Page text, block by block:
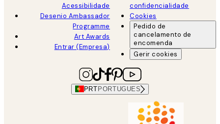
Acessibilidade
Desenio Ambassador
Programme
Art Awards
Entrar (Empresa)
confidencialidade
Cookies
Pedido de
cancelamento de
encomenda
Gerir cookies
PRT PORTUGUES